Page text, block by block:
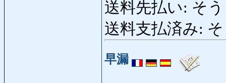
送料先払い: そ
送料支払済み:
早漏